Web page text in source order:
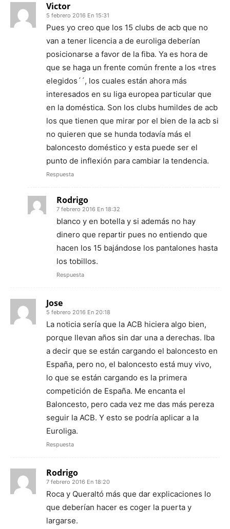
Victor
5 febrero 2016 En 15:31
Pues yo creo que los 15 clubs de acb que no
van a tener licencia a de euroliga deberían
posicionarse a favor de la fiba. Ya es hora de
que se haga un frente común frente a los «tres
elegidos´´, los cuales están ahora más
interesados en su liga europea particular que
en la doméstica. Son los clubs humildes de acb
los que tienen que mirar por el bien de la acb si
no quieren que se hunda todavía más el
baloncesto doméstico y esta puede ser el
punto de inflexión para cambiar la tendencia.
Respuesta
Rodrigo
7 febrero 2016 En 18:32
blanco y en botella y si además no hay
dinero que repartir pues no entiendo que
hacen los 15 bajándose los pantalones hasta
los tobillos.
Respuesta
Jose
5 febrero 2016 En 20:18
La noticia sería que la ACB hiciera algo bien,
porque llevan años sin dar una a derechas. Iba
a decir que se están cargando el baloncesto en
España, pero no, el baloncesto está muy vivo,
lo que se están cargando es la primera
competición de España. Me encanta el
Baloncesto, pero cada vez me das más pereza
seguir la ACB. Y esto se podría aplicar a la
Euroliga.
Respuesta
Rodrigo
7 febrero 2016 En 18:20
Roca y Queraltó más que dar explicaciones lo
que deberían hacer es coger la puerta y
largarse.